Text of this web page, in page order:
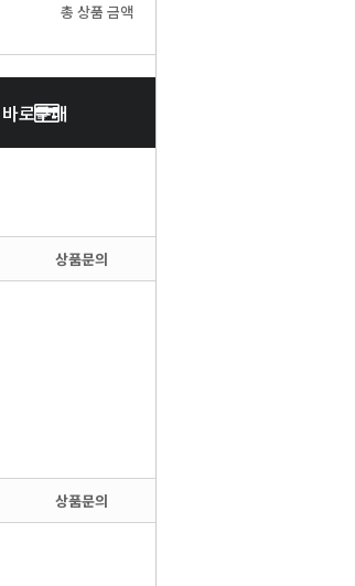
총 상품 금액
바로구매
상품문의
상품문의